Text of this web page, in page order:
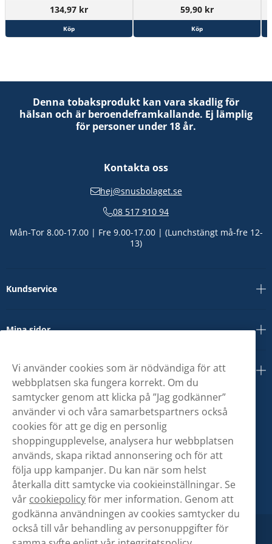
134,97 kr
Köp
59,90 kr
Köp
Denna tobaksprodukt kan vara skadlig för
hälsan och är beroendeframkallande. Ej lämplig
för personer under 18 år.
Kontakta oss
hej@snusbolaget.se
08 517 910 94
Mån-Tor 8.00-17.00 | Fre 9.00-17.00 | (Lunchstängt må-fre 12-
13)
Kundservice
Mina sidor
Om oss
Vi använder cookies som är nödvändiga för att
webbplatsen ska fungera korrekt. Om du
samtycker genom att klicka på ”Jag godkänner”
använder vi och våra samarbetspartners också
cookies för att ge dig en personlig
shoppingupplevelse, analysera hur webbplatsen
används, skapa riktad annonsering och för att
följa upp kampanjer. Du kan när som helst
återkalla ditt samtycke via cookieinställningar. Se
vår cookiepolicyför mer information. Genom att
godkänna användningen av cookies samtycker du
också till vår behandling av personuppgifter för